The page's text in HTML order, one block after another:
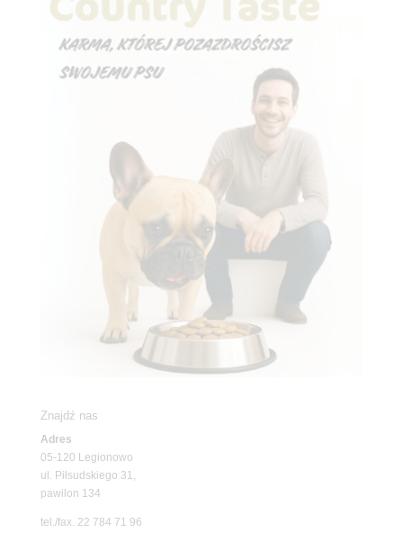
Znajdź nas
Adres
05-120 Legionowo
ul. Piłsudskiego 31,
pawilon 134
tel./fax. 22 784 71 96